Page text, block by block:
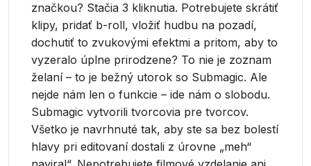
značkou? Stačia 3 kliknutia. Potrebujete skrátiť
klipy, pridať b-roll, vložiť hudbu na pozadí,
dochutiť to zvukovými efektmi a pritom, aby to
vyzeralo úplne prirodzene? To nie je zoznam
želaní – to je bežný utorok so Submagic. Ale
nejde nám len o funkcie – ide nám o slobodu.
Submagic vytvorili tvorcovia pre tvorcov.
Všetko je navrhnuté tak, aby ste sa bez bolestí
hlavy pri editovaní dostali z úrovne „meh“